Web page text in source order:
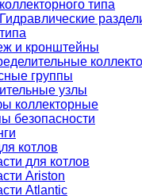
коллекторного типа
Гидравлические
типа
и кронштейны
группы
узлы
коллекторные
безопасности
котлов
для котлов
Ariston
Atlantic